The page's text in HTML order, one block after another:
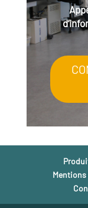
Mentions